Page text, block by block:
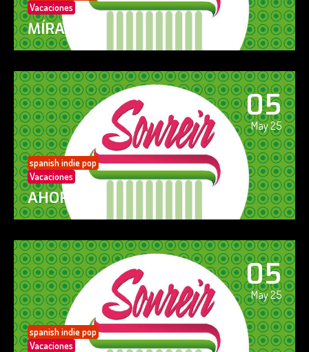
Vacaciones
MÍRAME
05
May 25
spanish indie pop
Vacaciones
AHORA SÍ!
05
May 25
spanish indie pop
Vacaciones